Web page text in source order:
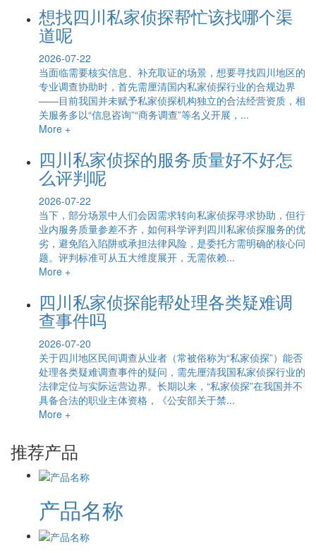
想找四川私家侦探帮忙该找哪个渠
道呢
2026-07-22
当面临需要核实信息、补充取证的场景，想要寻找四川地区的
专业调查协助时，首先需厘清国内私家侦探行业的合规边界
——目前我国并未赋予私家侦探机构独立的合法经营资质，相
关服务多以“信息咨询”“商务调查”等名义开展，...
More +
四川私家侦探的服务质量好不好怎
么评判呢
2026-07-22
当下，部分场景中人们会因需求转向私家侦探寻求协助，但行
业内服务质量参差不齐，如何科学评判四川私家侦探服务的优
劣，避免陷入陷阱或承担法律风险，是委托方需明确的核心问
题。评判标准可从五大维度展开，无需依赖...
More +
四川私家侦探能帮处理各类疑难调
查事件吗
2026-07-20
关于四川地区民间调查从业者（常被俗称为“私家侦探”）能否
处理各类疑难调查事件的疑问，需先厘清我国私家侦探行业的
法律定位与实际运营边界。长期以来，“私家侦探”在我国并不
具备合法的职业主体资格，《公安部关于禁...
More +
推荐产品
产品名称